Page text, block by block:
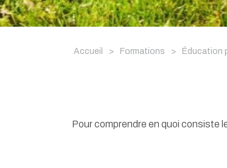
Accueil > Formations > Éducation
Pour comprendre en quoi consiste